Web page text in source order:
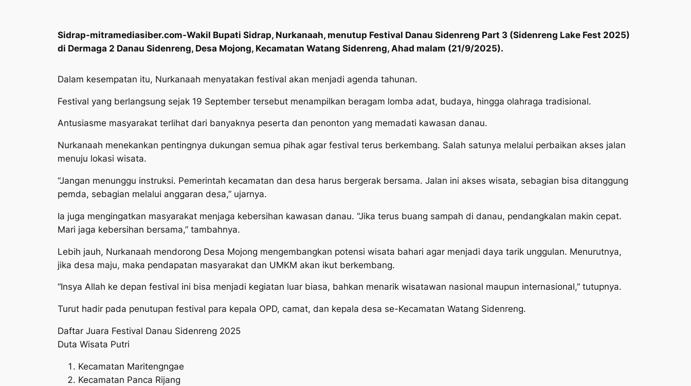
Sidrap-mitramediasiber.com-Wakil Bupati Sidrap, Nurkanaah, menutup Festival Danau Sidenreng Part 3 (Sidenreng Lake Fest 2025)
di Dermaga 2 Danau Sidenreng, Desa Mojong, Kecamatan Watang Sidenreng, Ahad malam (21/9/2025).
Dalam kesempatan itu, Nurkanaah menyatakan festival akan menjadi agenda tahunan.
Festival yang berlangsung sejak 19 September tersebut menampilkan beragam lomba adat, budaya, hingga olahraga tradisional.
Antusiasme masyarakat terlihat dari banyaknya peserta dan penonton yang memadati kawasan danau.
Nurkanaah menekankan pentingnya dukungan semua pihak agar festival terus berkembang. Salah satunya melalui perbaikan akses jalan
menuju lokasi wisata.
“Jangan menunggu instruksi. Pemerintah kecamatan dan desa harus bergerak bersama. Jalan ini akses wisata, sebagian bisa ditanggung
pemda, sebagian melalui anggaran desa,” ujarnya.
Ia juga mengingatkan masyarakat menjaga kebersihan kawasan danau. “Jika terus buang sampah di danau, pendangkalan makin cepat.
Mari jaga kebersihan bersama,” tambahnya.
Lebih jauh, Nurkanaah mendorong Desa Mojong mengembangkan potensi wisata bahari agar menjadi daya tarik unggulan. Menurutnya,
jika desa maju, maka pendapatan masyarakat dan UMKM akan ikut berkembang.
“Insya Allah ke depan festival ini bisa menjadi kegiatan luar biasa, bahkan menarik wisatawan nasional maupun internasional,” tutupnya.
Turut hadir pada penutupan festival para kepala OPD, camat, dan kepala desa se-Kecamatan Watang Sidenreng.
Daftar Juara Festival Danau Sidenreng 2025
Duta Wisata Putri
Kecamatan Maritengngae
Kecamatan Panca Rijang